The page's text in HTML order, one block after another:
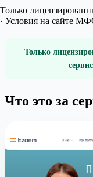
Только
· Условия на сайте
Только
Что это за